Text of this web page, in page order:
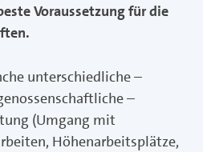
Voraussetzung für die
unterschiedliche –
–
(Umgang mit
Höhenarbeitsplätze,